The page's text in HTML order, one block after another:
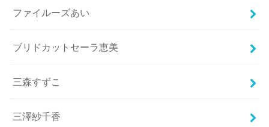
ファイルーズあい
ブリドカットセーラ恵美
三森すずこ
三澤紗千香